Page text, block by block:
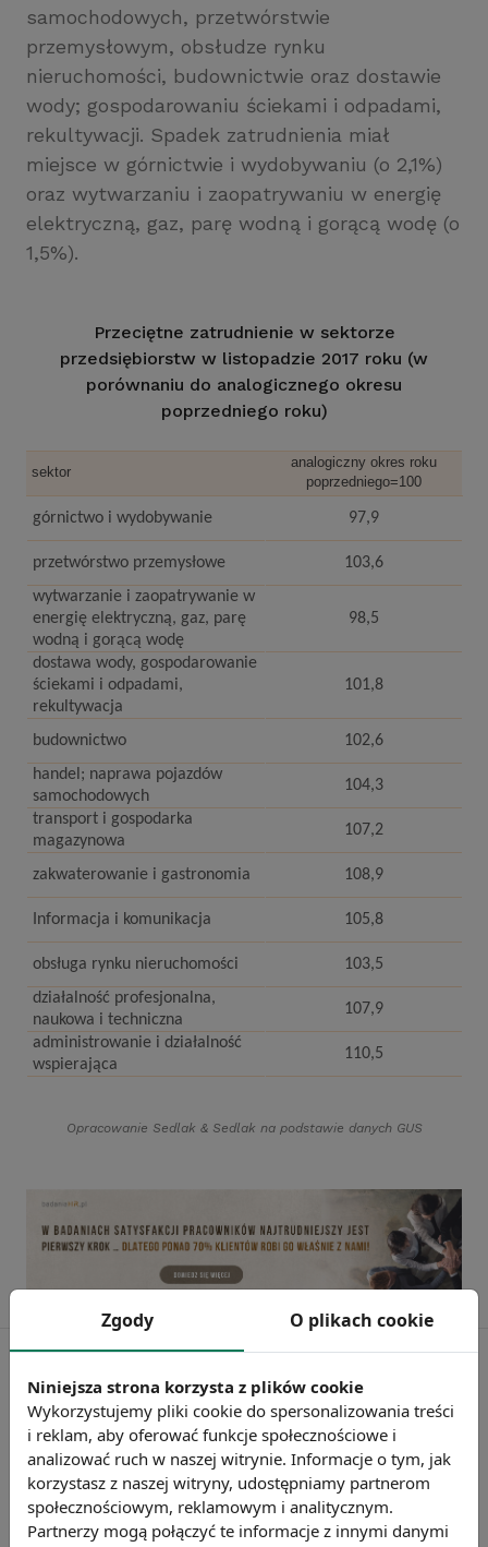
samochodowych, przetwórstwie
przemysłowym, obsłudze rynku
nieruchomości, budownictwie oraz dostawie
wody; gospodarowaniu ściekami i odpadami,
rekultywacji. Spadek zatrudnienia miał
miejsce w górnictwie i wydobywaniu (o 2,1%)
oraz wytwarzaniu i zaopatrywaniu w energię
elektryczną, gaz, parę wodną i gorącą wodę (o
1,5%).
Przeciętne zatrudnienie w sektorze
przedsiębiorstw w listopadzie 2017 roku (w
porównaniu do analogicznego okresu
poprzedniego roku)
sektor
analogiczny okres roku
poprzedniego=100
górnictwo i wydobywanie 97,9
przetwórstwo przemysłowe
103,6
wytwarzanie i zaopatrywanie w
energię elektryczną, gaz, parę
wodną i gorącą wodę
98,5
dostawa wody, gospodarowanie
ściekami i odpadami,
rekultywacja
101,8
budownictwo
102,6
handel; naprawa pojazdów
samochodowych
104,3
transport i gospodarka
magazynowa
107,2
zakwaterowanie i gastronomia 108,9
Informacja i komunikacja 105,8
obsługa rynku nieruchomości
103,5
działalność profesjonalna,
naukowa i techniczna
107,9
administrowanie i działalność
wspierająca
110,5
Opracowanie Sedlak &Sedlak na podstawie danych GUS
Zgody O plikach cookie
Niniejsza strona korzysta z plików cookie
Wykorzystujemy pliki cookie do spersonalizowania treści
i reklam, aby oferować funkcje społecznościowe i
analizować ruch w naszej witrynie. Informacje o tym, jak
korzystasz z naszej witryny, udostępniamy partnerom
społecznościowym, reklamowym i analitycznym.
Partnerzy mogą połączyć te informacje z innymi danymi